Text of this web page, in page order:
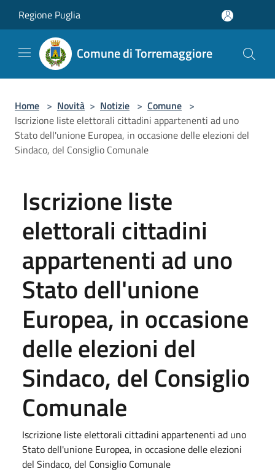
Regione Puglia
Comune di Torremaggiore
Home > Novità > Notizie > Comune >
Iscrizione liste elettorali cittadini appartenenti ad uno
Stato dell'unione Europea, in occasione delle elezioni del
Sindaco, del Consiglio Comunale
Iscrizione liste
elettorali cittadini
appartenenti ad uno
Stato dell'unione
Europea, in occasione
delle elezioni del
Sindaco, del Consiglio
Comunale
Iscrizione liste elettorali cittadini appartenenti ad uno
Stato dell'unione Europea, in occasione delle elezioni
del Sindaco, del Consiglio Comunale